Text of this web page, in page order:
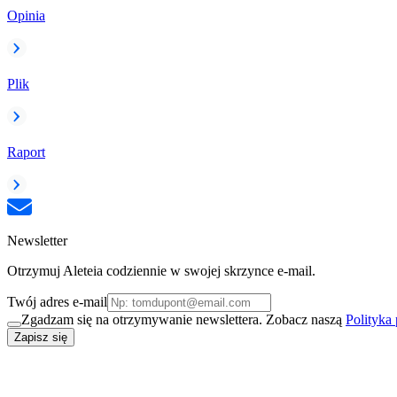
Opinia
Plik
Raport
Newsletter
Otrzymuj Aleteia codziennie w swojej skrzynce e-mail.
Twój adres e-mail
Zgadzam się na otrzymywanie newslettera. Zobacz naszą Polityka
Zapisz się